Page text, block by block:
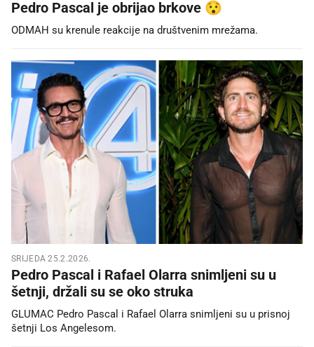
Pedro Pascal je obrijao brkove 😯
ODMAH su krenule reakcije na društvenim mrežama.
SRIJEDA 25.2.2026.
Pedro Pascal i Rafael Olarra snimljeni su u
šetnji, držali su se oko struka
GLUMAC Pedro Pascal i Rafael Olarra snimljeni su u prisnoj
šetnji Los Angelesom.